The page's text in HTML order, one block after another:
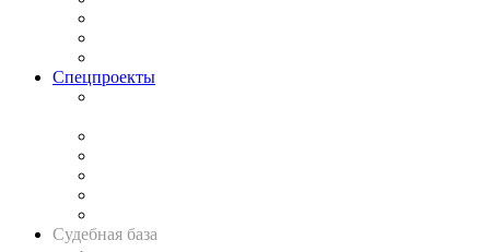
Спецпроекты
Судебная база